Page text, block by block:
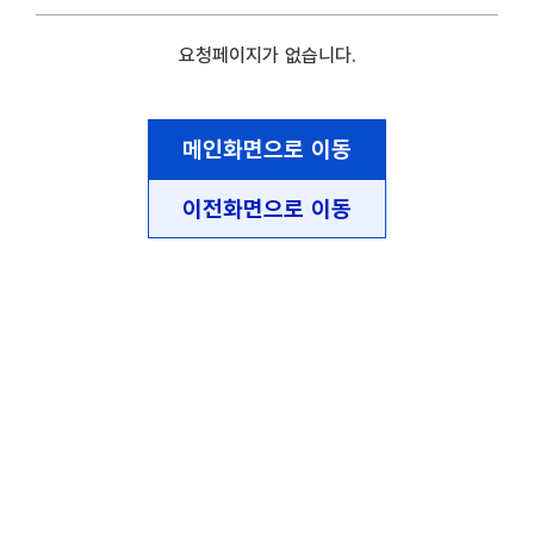
요청페이지가 없습니다.
메인화면으로 이동
이전화면으로 이동